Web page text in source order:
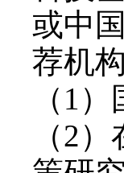
或中
荐机
（ 1 ）
（2）